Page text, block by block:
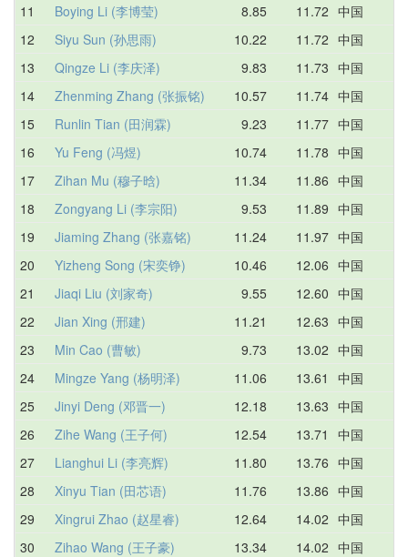
11 Boying Li (李博莹) 8.85 11.72 中国
12 Siyu Sun (孙思雨) 10.22 11.72 中国
13 Qingze Li (李庆泽) 9.83 11.73 中国
14 Zhenming Zhang (张振铭) 10.57 11.74 中国
15 Runlin Tian (田润霖) 9.23 11.77 中国
16 Yu Feng (冯煜) 10.74 11.78 中国
17 Zihan Mu (穆子晗) 11.34 11.86 中国
18 Zongyang Li (李宗阳) 9.53 11.89 中国
19 Jiaming Zhang (张嘉铭) 11.24 11.97 中国
20 Yizheng Song (宋奕铮) 10.46 12.06 中国
21 Jiaqi Liu (刘家奇) 9.55 12.60 中国
22 Jian Xing (邢建) 11.21 12.63 中国
23 Min Cao (曹敏) 9.73 13.02 中国
24 Mingze Yang (杨明泽) 11.06 13.61 中国
25 Jinyi Deng (邓晋一) 12.18 13.63 中国
26 Zihe Wang (王子何) 12.54 13.71 中国
27 Lianghui Li (李亮辉) 11.80 13.76 中国
28 Xinyu Tian (田芯语) 11.76 13.86 中国
29 Xingrui Zhao (赵星睿) 12.64 14.02 中国
30 Zihao Wang (王子豪) 13.34 14.02 中国